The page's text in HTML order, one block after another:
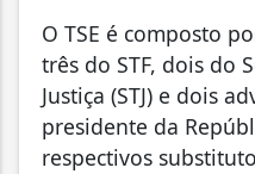
O TSE é composto
três do STF, dois do
Justiça (STJ) e dois
presidente da
respectivos